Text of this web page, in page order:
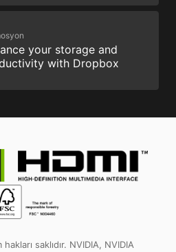
your storage and
with Dropbox
saklıdır. NVIDIA, NVIDIA